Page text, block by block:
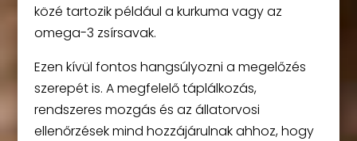
közé tartozik például a kurkuma vagy az
omega-3 zsírsavak.
Ezen kívül fontos hangsúlyozni a megelőzés
szerepét is. A megfelelő táplálkozás,
rendszeres mozgás és az állatorvosi
ellenőrzések mind hozzájárulnak ahhoz, hogy